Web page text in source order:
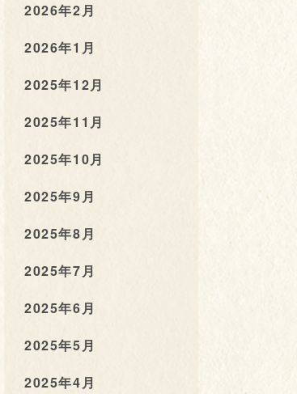
2026年2月
2026年1月
2025年12月
2025年11月
2025年10月
2025年9月
2025年8月
2025年7月
2025年6月
2025年5月
2025年4月